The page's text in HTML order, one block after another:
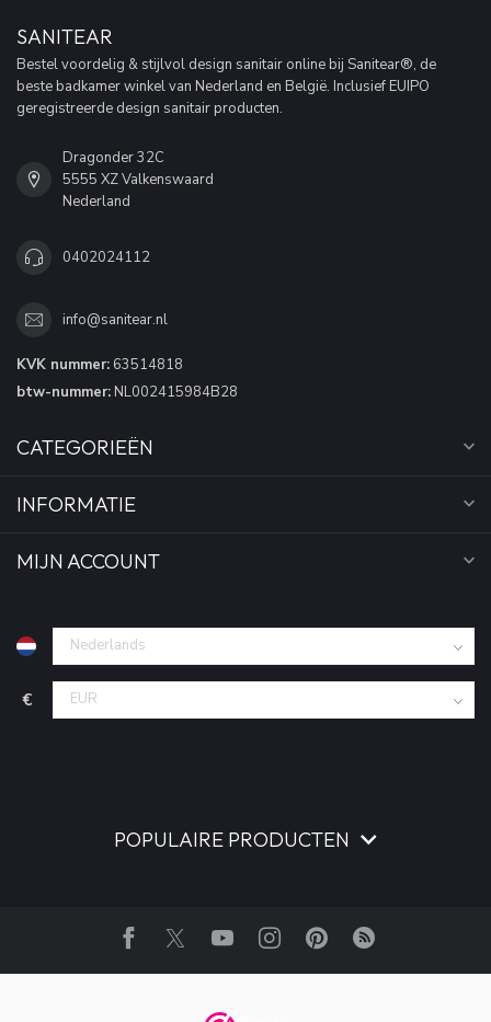
SANITEAR
Bestel voordelig & stijlvol design sanitair online bij Sanitear®, de
beste badkamer winkel van Nederland en België. Inclusief EUIPO
geregistreerde design sanitair producten.
Dragonder 32C
5555 XZ Valkenswaard
Nederland
0402024112
info@sanitear.nl
KVK nummer: 63514818
btw-nummer: NL002415984B28
CATEGORIEËN
INFORMATIE
MIJN ACCOUNT
€
POPULAIRE PRODUCTEN